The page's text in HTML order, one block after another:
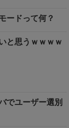
ードって何？
と思うｗｗｗｗ
でユーザー選別